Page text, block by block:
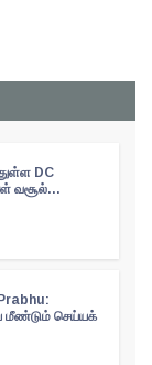
DC
வசூல்...
மீண்டும் செய்யக்